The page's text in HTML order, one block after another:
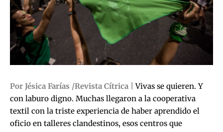
Por Jésica Farías /Revista Cítrica |
Vivas se quieren. Y
con laburo digno. Muchas llegaron a la cooperativa
textil con la triste experiencia de haber aprendido el
oficio en talleres clandestinos, esos centros que